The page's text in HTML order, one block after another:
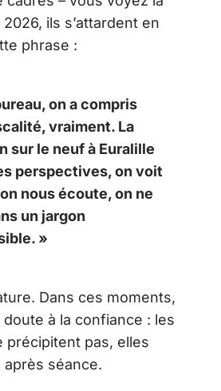
ils s’attardent en
phrase :
on a compris
vraiment. La
sur le neuf à Euralille
perspectives, on voit
nous écoute, on ne
un jargon
»
Dans ces moments,
à la confiance : les
précipitent pas, elles
après séance.